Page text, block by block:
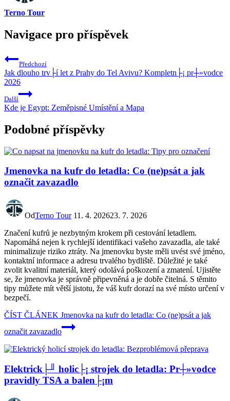
Terno Tour
Navigace pro příspěvek
Předchozí
Jak dlouho trv├í let z Prahy do Tel Avivu? Kompletn├¡ pr┼»vodce
2026
Další
Kde je Egypt: Zeměpisné Umístění a Mapa
Podobné příspěvky
Jmenovka na kufr do letadla: Co (ne)psát a jak
označit zavazadlo
OdTerno Tour 11. 4. 202623. 7. 2026
Značení kufrů je nezbytným krokem při cestování letadlem.
Napomáhá nejen k rychlejší identifikaci vašeho zavazadla, ale také
minimalizuje riziko ztráty. Na jmenovku byste měli uvést své jméno,
kontaktní informace a adresu trvalého bydliště. Důležité je také
zvolit kvalitní materiál, který odolává poškození a zmatení. Ujistěte
se, že jmenovka je správně připevněná a je dobře čitelná. S těmito
tipy můžete mít větší jistotu, že váš kufr dorazí na své místo určení v
bezpečí.
ČÍST ČLÁNEK Jmenovka na kufr do letadla: Co (ne)psát a jak
označit zavazadlo
Elektrick├╜ holic├¡ strojek do letadla: Pr┼»vodce
pravidly TSA a balen├¡m